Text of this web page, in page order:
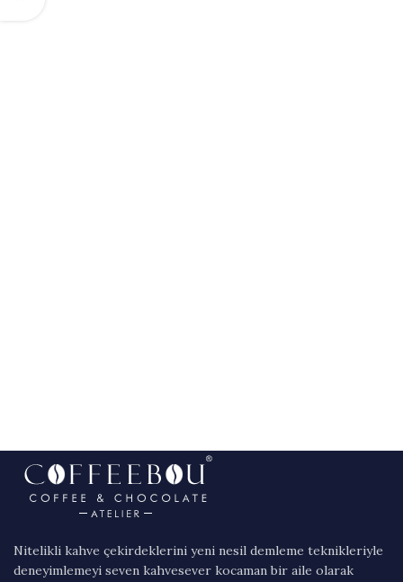
Nitelikli kahve çekirdeklerini yeni nesil demleme teknikleriyle
deneyimlemeyi seven kahvesever kocaman bir aile olarak